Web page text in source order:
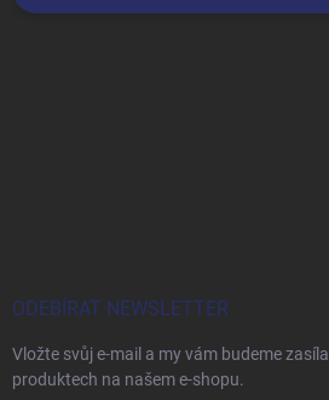
ODEBÍRAT NEWSLETTER
Vložte svůj e-mail a my vám budeme
produktech na našem e-shopu.